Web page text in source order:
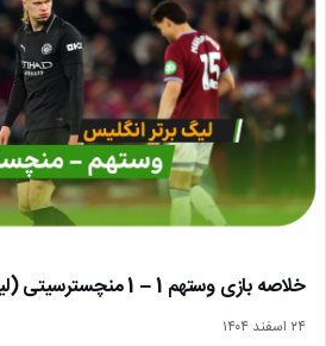
خلاصه بازی وستهم 1 – 1 منچسترسیتی (لیگ برتر انگلیس)
۲۴ اسفند ۱۴۰۴